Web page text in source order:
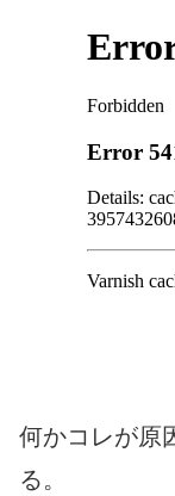
何かコレが原
る。